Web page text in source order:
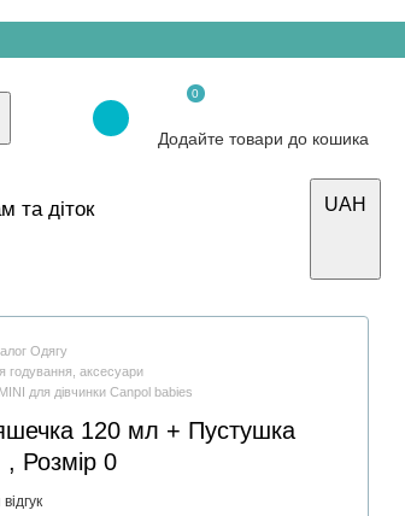
0
Додайте товари до кошика
та діток
UAH
Одягу
годування, аксесуари
для дівчинки Canpol babies
120 мл + Пустушка
Розмір 0